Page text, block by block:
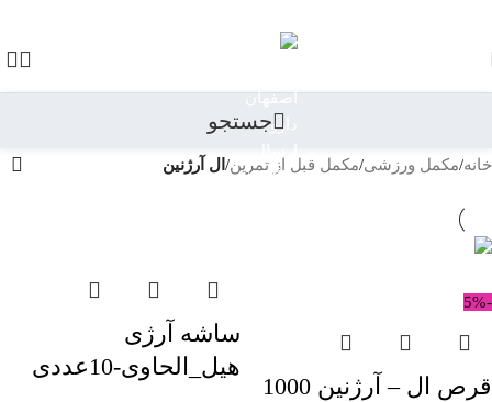
جستجو
خانه/مکمل ورزشی/مکمل قبل از تمرین/ ال آرژنین
-5%
قرص ال – آرژنین 1000
ساشه آرژی
هیل_الحاوی-10عددی